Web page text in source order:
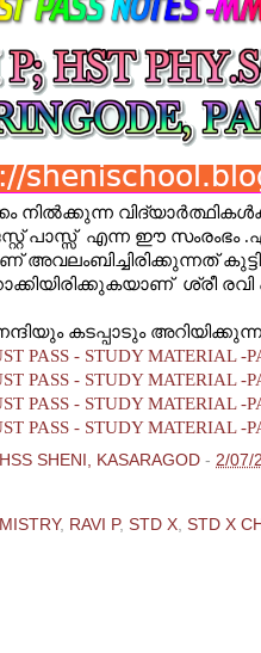
നിൽക്കുന്ന
എന്ന ഈ സംരംഭം
അവലംബിച്ചിരിക്കുന്നത്
ശ്രീ രവി
കടപ്പാടും
PASS - STUDY MATERIAL -
PASS - STUDY MATERIAL -
PASS - STUDY MATERIAL -
PASS - STUDY MATERIAL -
SHENI, KASARAGOD - 2/07/
, RAVI P, STD X STD X